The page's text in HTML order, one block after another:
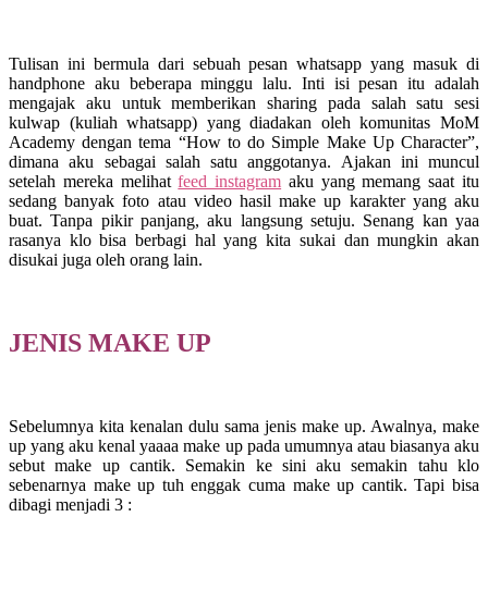
Tulisan ini bermula dari sebuah pesan whatsapp yang masuk di
handphone aku beberapa minggu lalu. Inti isi pesan itu adalah
mengajak aku untuk memberikan sharing pada salah satu sesi
kulwap (kuliah whatsapp) yang diadakan oleh komunitas MoM
Academy dengan tema “How to do Simple Make Up Character”,
dimana aku sebagai salah satu anggotanya. Ajakan ini muncul
setelah mereka melihatfeed instagram aku yang memang saat itu
sedang banyak foto atau video hasil make up karakter yang aku
buat. Tanpa pikir panjang, aku langsung setuju. Senang kan yaa
rasanya klo bisa berbagi hal yang kita sukai dan mungkin akan
disukai juga oleh orang lain.
JENIS MAKE UP
Sebelumnya kita kenalan dulu sama jenis make up. Awalnya, make
up yang aku kenal yaaaa make up pada umumnya atau biasanya aku
sebut make up cantik. Semakin ke sini aku semakin tahu klo
sebenarnya make up tuh enggak cuma make up cantik. Tapi bisa
dibagi menjadi 3 :